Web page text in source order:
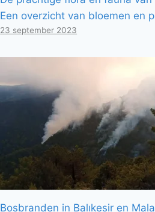
Een overzicht van bloemen en
23 september 2023
Bosbranden in Balıkesir en